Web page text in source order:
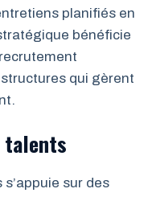
planifiés en
bénéficie
qui gèrent
talents
sur des